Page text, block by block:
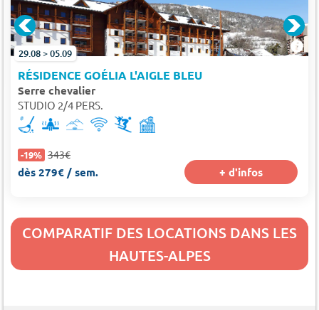
29.08 > 05.09
RÉSIDENCE GOÉLIA L'AIGLE BLEU
Serre chevalier
STUDIO 2/4 PERS.
-19% 343€
dès 279€ / sem. + d'infos
COMPARATIF DES LOCATIONS DANS LES
HAUTES-ALPES